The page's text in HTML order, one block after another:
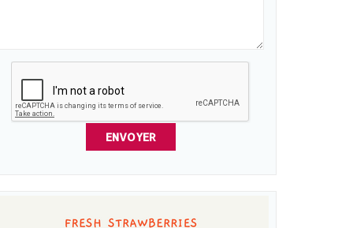
ENVOYER